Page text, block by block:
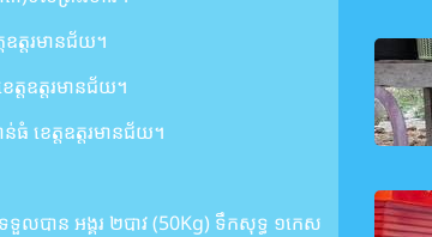
ត្តរមានជ័យ។
ឧត្តរមានជ័យ។
ខេត្តឧត្តរមានជ័យ។
បាន អង្គរ ២បាវ (50Kg) ទឹកសុទ្ធ ១កេស